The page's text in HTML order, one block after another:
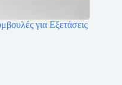
για Εξετάσεις